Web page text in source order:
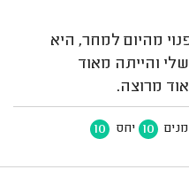
מהיום למחר, היא
והייתה מאוד
מרוצה.
10 יחס 10